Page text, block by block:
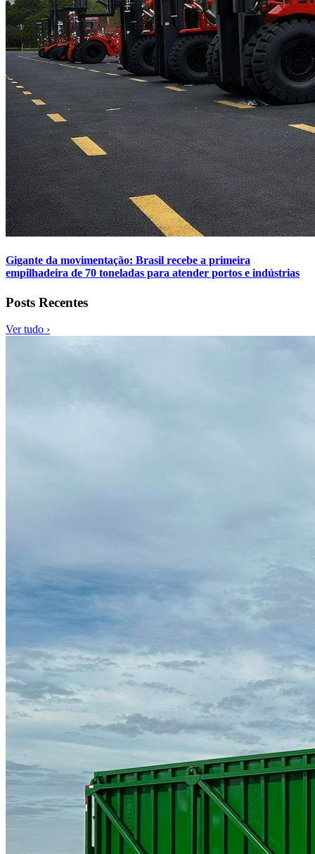
Gigante da movimentação: Brasil recebe a primeira
empilhadeira de 70 toneladas para atender portos e indústrias
Posts Recentes
Ver tudo ›